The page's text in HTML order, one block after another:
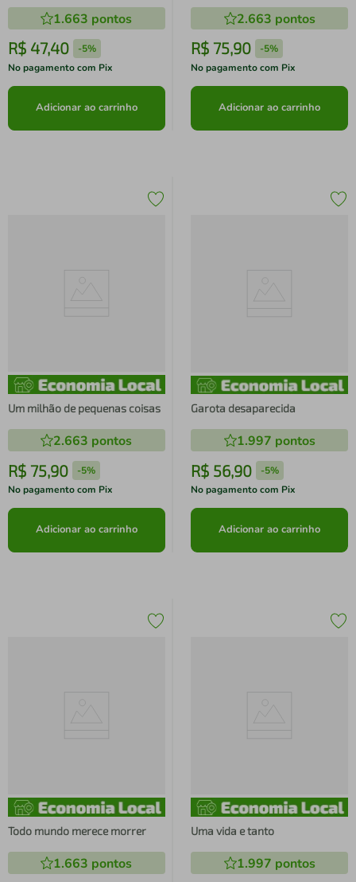
1.663 pontos
R$ 47,40 -5%
No pagamento com Pix
Adicionar ao carrinho
2.663 pontos
R$ 75,90 -5%
No pagamento com Pix
Adicionar ao carrinho
Um milhão de pequenas coisas
2.663 pontos
R$ 75,90 -5%
No pagamento com Pix
Adicionar ao carrinho
Garota desaparecida
1.997 pontos
R$ 56,90 -5%
No pagamento com Pix
Adicionar ao carrinho
Todo mundo merece morrer
1.663 pontos
Uma vida e tanto
1.997 pontos